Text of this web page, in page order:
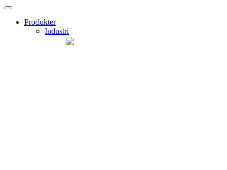
Produkter
Industri